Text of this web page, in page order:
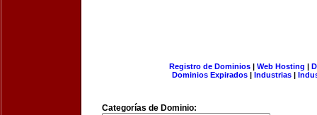
Registro de Dominios| Web Hosting |
Dominios Expirados | Industrias |
Categorías de Dominio: